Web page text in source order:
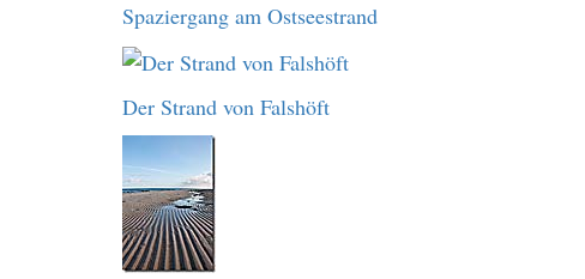
Spaziergang am Ostseestrand
Der Strand von Falshöft